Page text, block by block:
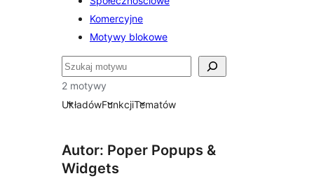
Komercyjne
Motywy blokowe
Szukaj
2 motywy
UkładówFunkcjiTematów
Autor: Poper Popups &
Widgets